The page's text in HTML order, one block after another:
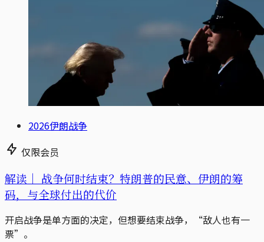
2026伊朗战争
仅限会员
解读｜ 战争何时结束？特朗普的民意、伊朗的筹
码，与全球付出的代价
开启战争是单方面的决定，但想要结束战争，“敌人也有一
票”。